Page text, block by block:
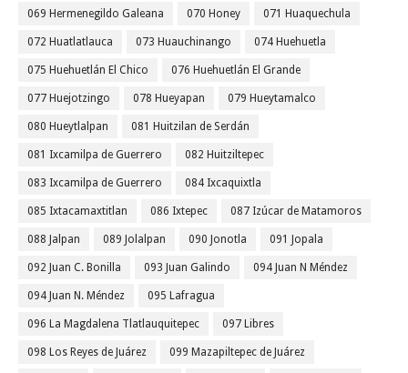
069 Hermenegildo Galeana 070 Honey 071 Huaquechula
072 Huatlatlauca 073 Huauchinango 074 Huehuetla
075 Huehuetlán El Chico 076 Huehuetlán El Grande
077 Huejotzingo 078 Hueyapan 079 Hueytamalco
080 Hueytlalpan 081 Huitzilan de Serdán
081 Ixcamilpa de Guerrero 082 Huitziltepec
083 Ixcamilpa de Guerrero 084 Ixcaquixtla
085 Ixtacamaxtitlan 086 Ixtepec 087 Izúcar de Matamoros
088 Jalpan 089 Jolalpan 090 Jonotla 091 Jopala
092 Juan C. Bonilla 093 Juan Galindo 094 Juan N Méndez
094 Juan N. Méndez 095 Lafragua
096 La Magdalena Tlatlauquitepec 097 Libres
098 Los Reyes de Juárez 099 Mazapiltepec de Juárez